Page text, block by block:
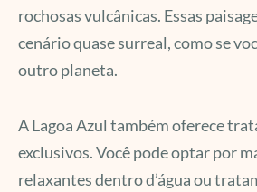
rochosas vulcânicas. Essas
cenário quase surreal, como se
outro planeta.
A Lagoa Azul também oferece
exclusivos. Você pode optar por
relaxantes dentro d’água ou